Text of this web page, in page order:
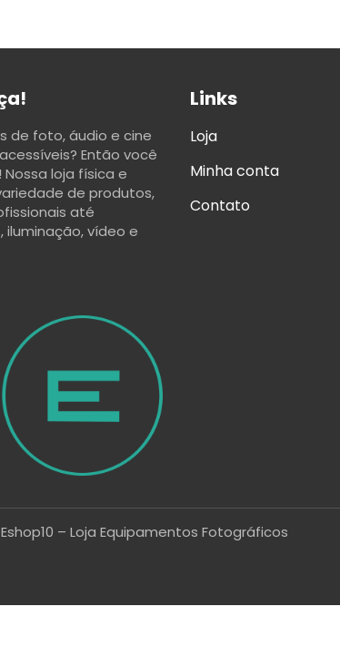
de foto, áudio e cine
Então você
Nossa loja física e
de produtos,
até
vídeo e
Links
Loja
Minha conta
Contato
– Loja Equipamentos Fotográficos